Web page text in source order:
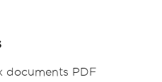
documents PDF